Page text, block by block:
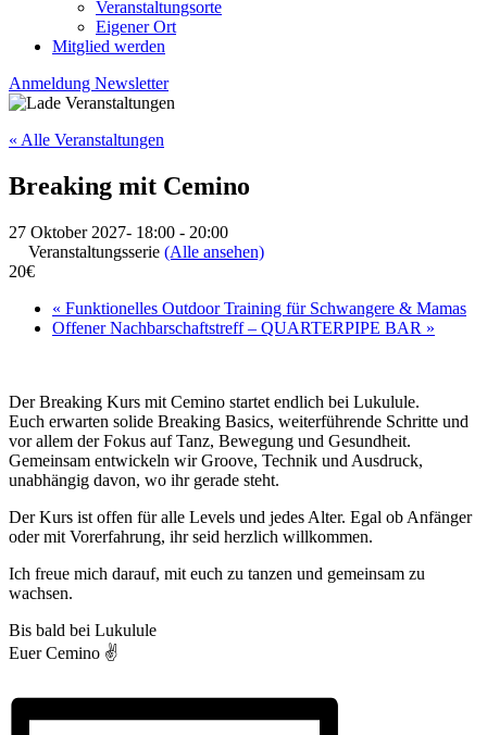
Veranstaltungsorte
Eigener Ort
Mitglied werden
Anmeldung Newsletter
« Alle Veranstaltungen
Breaking mit Cemino
27 Oktober 2027- 18:00 - 20:00
Veranstaltungsserie (Alle ansehen)
20€
« Funktionelles Outdoor Training für Schwangere & Mamas
Offener Nachbarschaftstreff – QUARTERPIPE BAR »
Der Breaking Kurs mit Cemino startet endlich bei Lukulule.
Euch erwarten solide Breaking Basics, weiterführende Schritte und
vor allem der Fokus auf Tanz, Bewegung und Gesundheit.
Gemeinsam entwickeln wir Groove, Technik und Ausdruck,
unabhängig davon, wo ihr gerade steht.
Der Kurs ist offen für alle Levels und jedes Alter. Egal ob Anfänger
oder mit Vorerfahrung, ihr seid herzlich willkommen.
Ich freue mich darauf, mit euch zu tanzen und gemeinsam zu
wachsen.
Bis bald bei Lukulule
Euer Cemino ✌️